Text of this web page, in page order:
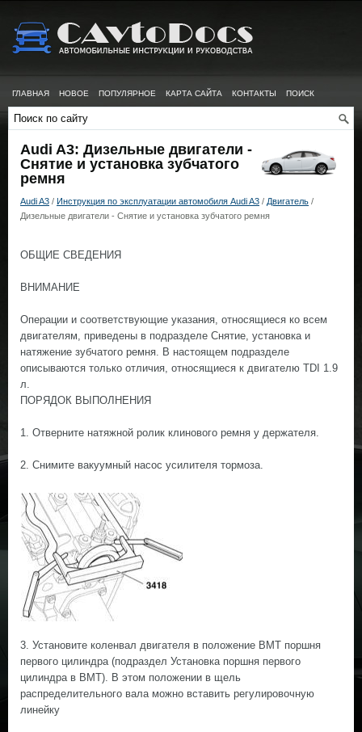
ГЛАВНАЯ НОВОЕ ПОПУЛЯРНОЕ КАРТА САЙТА КОНТАКТЫ ПОИСК
Audi A3: Дизельные двигатели -
Снятие и установка зубчатого
ремня
Audi A3 / Инструкция по эксплуатации автомобиля Audi A3 / Двигатель /
Дизельные двигатели - Снятие и установка зубчатого ремня
ОБЩИЕ СВЕДЕНИЯ
ВНИМАНИЕ
Операции и соответствующие указания, относящиеся ко всем
двигателям, приведены в подразделе Снятие, установка и
натяжение зубчатого ремня. В настоящем подразделе
описываются только отличия, относящиеся к двигателю TDI 1.9
л.
ПОРЯДОК ВЫПОЛНЕНИЯ
1. Отверните натяжной ролик клинового ремня у держателя.
2. Снимите вакуумный насос усилителя тормоза.
3. Установите коленвал двигателя в положение ВМТ поршня
первого цилиндра (подраздел Установка поршня первого
цилиндра в ВМТ). В этом положении в щель
распределительного вала можно вставить регулировочную
линейку